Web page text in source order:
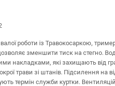
роботи із Травокосаркою,
зменшити тиск на стегно.
накладками, які захищають від
трави зі штанів. Підсилення на
термін служби куртки.